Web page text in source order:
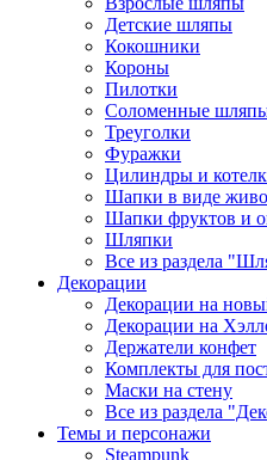
Детские шляпы
Кокошники
Короны
Пилотки
Соломенные
Треуголки
Фуражки
Цилиндры и
Шапки в виде
Шапки фруктов и
Шляпки
Все из раздела
Декорации
Декорации на
Декорации на
Держатели конфет
Комплекты для
Маски на стену
Все из раздела
Темы и персонажи
Steampunk